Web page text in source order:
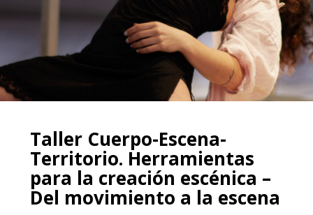
Taller Cuerpo-Escena-
Territorio. Herramientas
para la creación escénica –
Del movimiento a la escena